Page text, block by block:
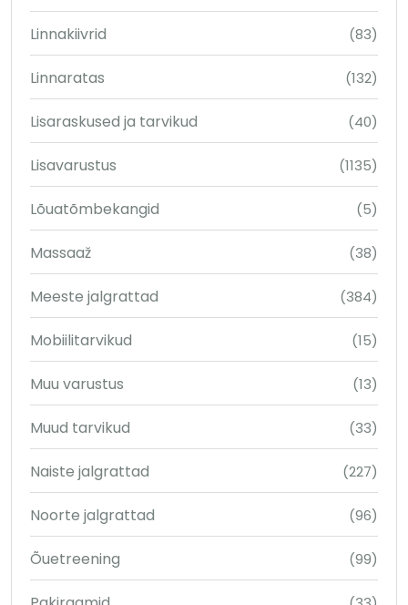
Linnakiivrid (83)
Linnaratas (132)
Lisaraskused ja tarvikud (40)
Lisavarustus (1135)
Lõuatõmbekangid (5)
Massaaž (38)
Meeste jalgrattad (384)
Mobiilitarvikud (15)
Muu varustus (13)
Muud tarvikud (33)
Naiste jalgrattad (227)
Noorte jalgrattad (96)
Õuetreening (99)